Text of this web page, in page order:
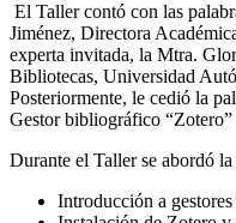
El Taller contó con las
Jiménez, Directora
experta invitada, la Mtra.
Bibliotecas, Universidad
Posteriormente, le cedió la
Gestor bibliográfico “Zotero”
Durante el Taller se abordó
Introducción a